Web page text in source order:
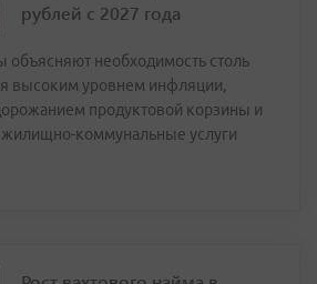
рублей с 2027 года
объясняют необходимость столь
высоким уровнем инфляции,
продуктовой корзины и
жилищно-коммунальные услуги